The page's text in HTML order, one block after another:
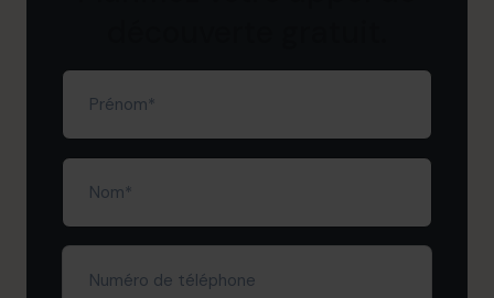
Prénom
Nom
Numéro